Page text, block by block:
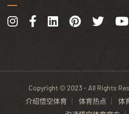
Copyright © 2023 - All Rights
介绍悟空体育
体育热点 体